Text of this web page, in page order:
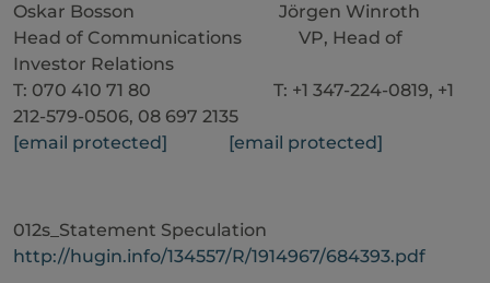
Oskar Bosson Jörgen Winroth
Head of Communications VP, Head of
Investor Relations
T: 070 410 71 80 T: +1 347-224-0819, +1
212-579-0506, 08 697 2135
[email protected]
[email protected]
012s_Statement Speculation
http://hugin.info/134557/R/1914967/684393.pdf